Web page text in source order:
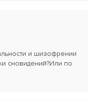
и шизофрении
сновидений?Или по